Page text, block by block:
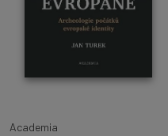
Academia